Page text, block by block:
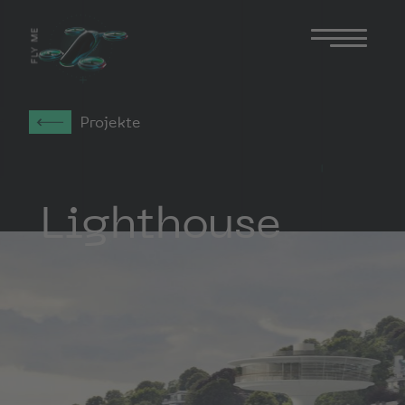
Lighthouse
Projekte
FLY ME